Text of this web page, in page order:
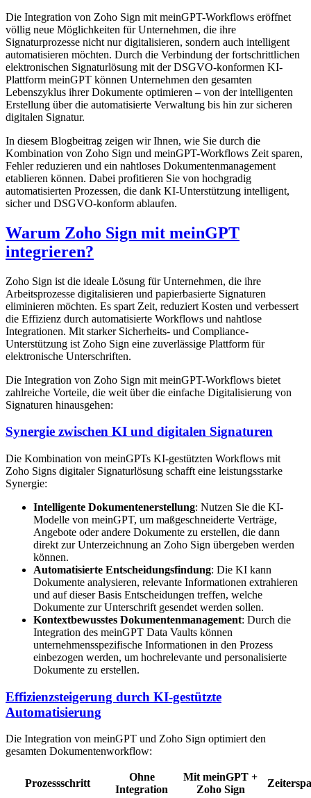
Die Integration von Zoho Sign mit meinGPT-Workflows eröffnet
völlig neue Möglichkeiten für Unternehmen, die ihre
Signaturprozesse nicht nur digitalisieren, sondern auch intelligent
automatisieren möchten. Durch die Verbindung der fortschrittlichen
elektronischen Signaturlösung mit der DSGVO-konformen KI-
Plattform meinGPT können Unternehmen den gesamten
Lebenszyklus ihrer Dokumente optimieren – von der intelligenten
Erstellung über die automatisierte Verwaltung bis hin zur sicheren
digitalen Signatur.
In diesem Blogbeitrag zeigen wir Ihnen, wie Sie durch die
Kombination von Zoho Sign und meinGPT-Workflows Zeit sparen,
Fehler reduzieren und ein nahtloses Dokumentenmanagement
etablieren können. Dabei profitieren Sie von hochgradig
automatisierten Prozessen, die dank KI-Unterstützung intelligent,
sicher und DSGVO-konform ablaufen.
Warum Zoho Sign mit meinGPT
integrieren?
Zoho Sign ist die ideale Lösung für Unternehmen, die ihre
Arbeitsprozesse digitalisieren und papierbasierte Signaturen
eliminieren möchten. Es spart Zeit, reduziert Kosten und verbessert
die Effizienz durch automatisierte Workflows und nahtlose
Integrationen. Mit starker Sicherheits- und Compliance-
Unterstützung ist Zoho Sign eine zuverlässige Plattform für
elektronische Unterschriften.
Die Integration von Zoho Sign mit meinGPT-Workflows bietet
zahlreiche Vorteile, die weit über die einfache Digitalisierung von
Signaturen hinausgehen:
Synergie zwischen KI und digitalen Signaturen
Die Kombination von meinGPTs KI-gestützten Workflows mit
Zoho Signs digitaler Signaturlösung schafft eine leistungsstarke
Synergie:
Intelligente Dokumentenerstellung: Nutzen Sie die KI-
Modelle von meinGPT, um maßgeschneiderte Verträge,
Angebote oder andere Dokumente zu erstellen, die dann
direkt zur Unterzeichnung an Zoho Sign übergeben werden
können.
Automatisierte Entscheidungsfindung: Die KI kann
Dokumente analysieren, relevante Informationen extrahieren
und auf dieser Basis Entscheidungen treffen, welche
Dokumente zur Unterschrift gesendet werden sollen.
Kontextbewusstes Dokumentenmanagement: Durch die
Integration des meinGPT Data Vaults können
unternehmensspezifische Informationen in den Prozess
einbezogen werden, um hochrelevante und personalisierte
Dokumente zu erstellen.
Effizienzsteigerung durch KI-gestützte
Automatisierung
Die Integration von meinGPT und Zoho Sign optimiert den
gesamten Dokumentenworkflow:
Prozessschritt
Ohne
Integration
Mit meinGPT +
Zoho Sign